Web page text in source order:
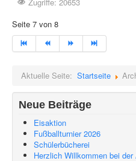
Seite 7 von 8
Aktuelle Seite: Startseite
Neue Beiträge
Eisaktion
Fußballturnier 2026
Schülerbücherei
Herzlich Willkommen bei